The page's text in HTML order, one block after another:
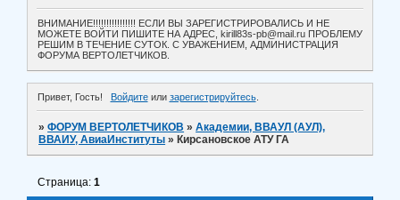
ВНИМАНИЕ!!!!!!!!!!!!!!!! ЕСЛИ ВЫ ЗАРЕГИСТРИРОВАЛИСЬ И НЕ
МОЖЕТЕ ВОЙТИ ПИШИТЕ НА АДРЕС, kirill83s-pb@mail.ru ПРОБЛЕМУ
РЕШИМ В ТЕЧЕНИЕ СУТОК. С УВАЖЕНИЕМ, АДМИНИСТРАЦИЯ
ФОРУМА ВЕРТОЛЕТЧИКОВ.
Привет, Гость! Войдитеили зарегистрируйтесь.
»ФОРУМ ВЕРТОЛЕТЧИКОВ »Академии, ВВАУЛ (АУЛ),
ВВАИУ, АвиаИнституты » Кирсановское АТУ ГА
Страница:1